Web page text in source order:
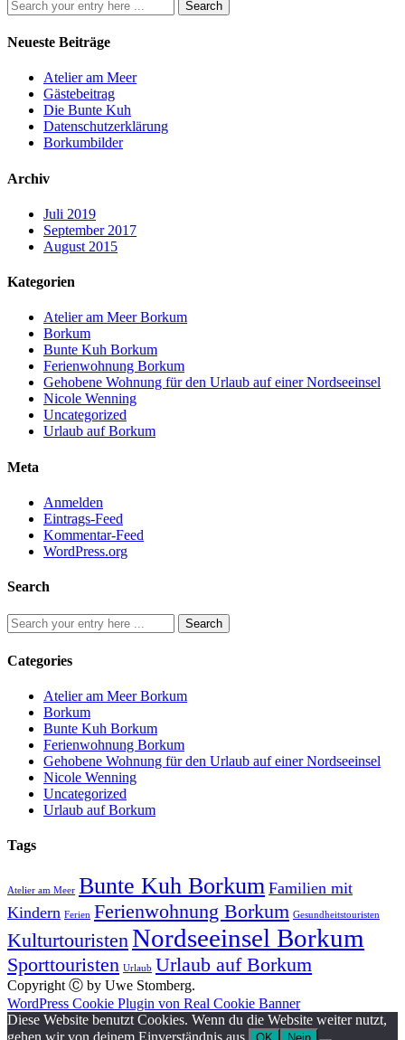
Neueste Beiträge
Atelier am Meer
Gästebeitrag
Die Bunte Kuh
Datenschutzerklärung
Borkumbilder
Archiv
Juli 2019
September 2017
August 2015
Kategorien
Atelier am Meer Borkum
Borkum
Bunte Kuh Borkum
Ferienwohnung Borkum
Gehobene Wohnung für den Urlaub auf einer Nordseeinsel
Nicole Wenning
Uncategorized
Urlaub auf Borkum
Meta
Anmelden
Eintrags-Feed
Kommentar-Feed
WordPress.org
Search
Categories
Atelier am Meer Borkum
Borkum
Bunte Kuh Borkum
Ferienwohnung Borkum
Gehobene Wohnung für den Urlaub auf einer Nordseeinsel
Nicole Wenning
Uncategorized
Urlaub auf Borkum
Tags
Atelier am Meer Bunte Kuh Borkum Familien mit
Kindern Ferien Ferienwohnung Borkum Gesundheitstouristen
KulturtouristenNordseeinsel Borkum
Sporttouristen Urlaub Urlaub auf Borkum
Copyright Ⓒ by Uwe Stomberg.
WordPress Cookie Plugin von Real Cookie Banner
Diese Website benutzt Cookies. Wenn du die Website weiter nutzt,